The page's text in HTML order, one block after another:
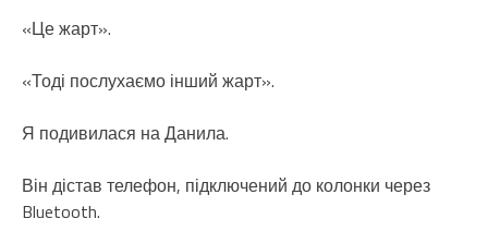
«Це жарт».
«Тоді послухаємо інший жарт».
Я подивилася на Данила.
Він дістав телефон, підключений до колонки через
Bluetooth.